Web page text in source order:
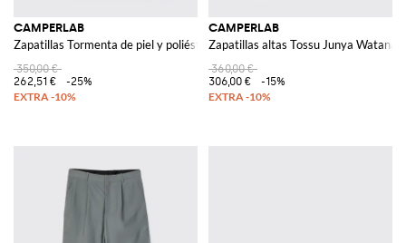
CAMPERLAB
Zapatillas Tormenta de piel y poliéster reciclado
350,00 €
262,51 €
-25%
CAMPERLAB
Zapatillas altas Tossu Junya
360,00 €
306,00 €
-15%